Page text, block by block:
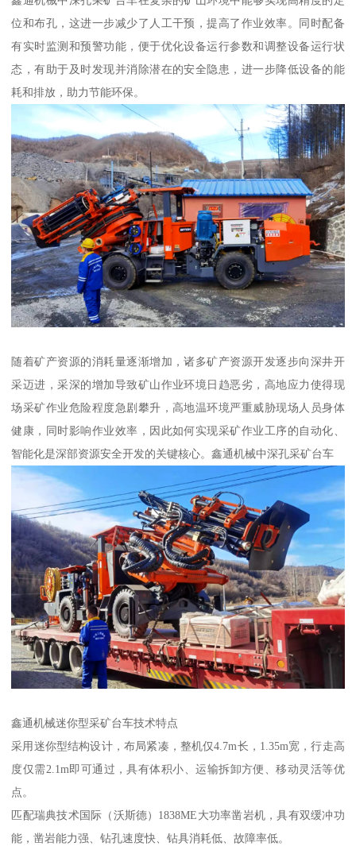
位和布孔，这进一步减少了人工干预，提高了作业效率。同时配备
有实时监测和预警功能，便于优化设备运行参数和调整设备运行状
态，有助于及时发现并消除潜在的安全隐患，进一步降低设备的能
耗和排放，助力节能环保。
随着矿产资源的消耗量逐渐增加，诸多矿产资源开发逐步向深井开
采迈进，采深的增加导致矿山作业环境日趋恶劣，高地应力使得现
场采矿作业危险程度急剧攀升，高地温环境严重威胁现场人员身体
健康，同时影响作业效率，因此如何实现采矿作业工序的自动化、
智能化是深部资源安全开发的关键核心。鑫通机械中深孔采矿台车
鑫通机械迷你型采矿台车技术特点
采用迷你型结构设计，布局紧凑，整机仅4.7m长，1.35m宽，行走高
度仅需2.1m即可通过，具有体积小、运输拆卸方便、移动灵活等优
点。
匹配瑞典技术国际（沃斯德）1838ME大功率凿岩机，具有双缓冲功
能，凿岩能力强、钻孔速度快、钻具消耗低、故障率低。